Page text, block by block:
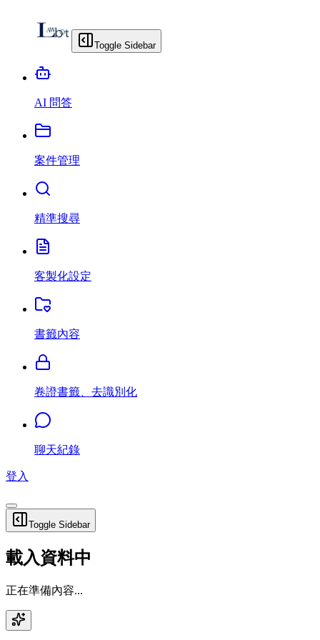
Toggle Sidebar
AI 問答
案件管理
精準搜尋
客製化設定
書籤內容
卷證書籤、去識別化
聊天紀錄
登入
Toggle Sidebar
載入資料中
正在準備內容...